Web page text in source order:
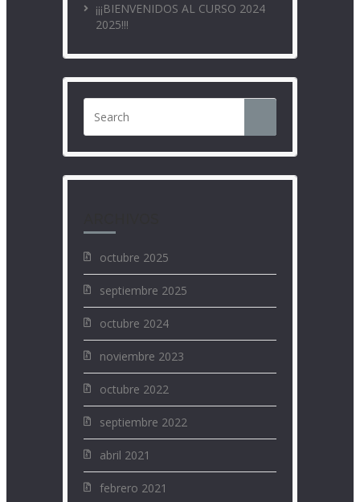
¡¡¡BIENVENIDOS AL CURSO 2024
2025!!!
octubre 2025
septiembre 2025
octubre 2024
noviembre 2023
octubre 2022
septiembre 2022
abril 2021
febrero 2021